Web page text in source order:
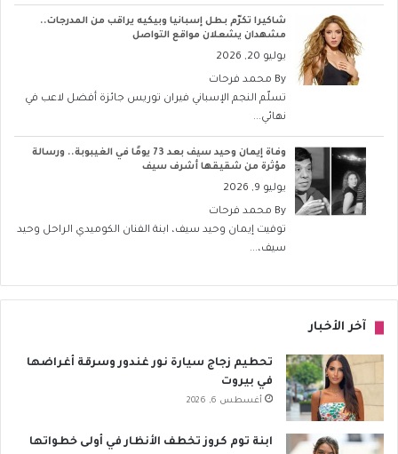
شاكيرا تكرّم بطل إسبانيا وبيكيه يراقب من المدرجات..
مشهدان يشعلان مواقع التواصل
يوليو 20, 2026
By محمد فرحات
تسلّم النجم الإسباني فيران توريس جائزة أفضل لاعب في
نهائي...
وفاة إيمان وحيد سيف بعد 73 يومًا في الغيبوبة.. ورسالة
مؤثرة من شقيقها أشرف سيف
يوليو 9, 2026
By محمد فرحات
توفيت إيمان وحيد سيف، ابنة الفنان الكوميدي الراحل وحيد
سيف،...
آخر الأخبار
تحطيم زجاج سيارة نور غندور وسرقة أغراضها
في بيروت
أغسطس 6, 2026
ابنة توم كروز تخطف الأنظار في أولى خطواتها